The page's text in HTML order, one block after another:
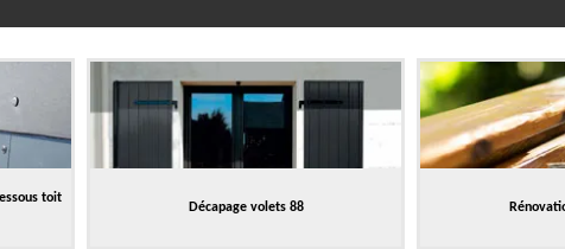
toit
Décapage volets 88